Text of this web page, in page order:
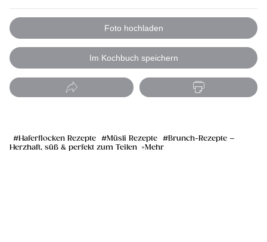
Foto hochladen
Im Kochbuch speichern
Haferflocken Rezepte Müsli Rezepte
Brunch-Rezepte –
Herzhaft, süß & perfekt zum Teilen
Mehr